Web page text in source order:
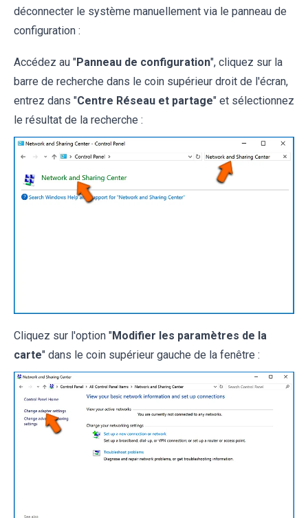
déconnecter le système manuellement via le panneau de
configuration :
Accédez au "Panneau de configuration", cliquez sur la
barre de recherche dans le coin supérieur droit de l'écran,
entrez dans "Centre Réseau et partage" et sélectionnez
le résultat de la recherche :
Cliquez sur l'option "Modifier les paramètres de la
carte" dans le coin supérieur gauche de la fenêtre :